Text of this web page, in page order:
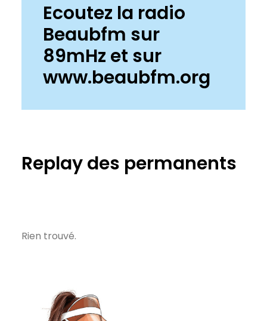
Ecoutez la radio
Beaubfm sur
89mHz et sur
www.beaubfm.org
Replay des permanents
Rien trouvé.